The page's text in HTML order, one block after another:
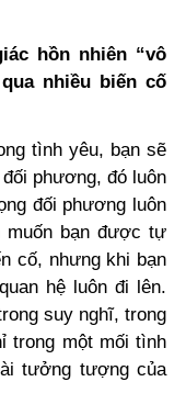
hồn nhiên “vô
nhiều biến cố
tình yêu, bạn sẽ
phương, đó luôn
đối phương luôn
muốn bạn được tự
cố, nhưng khi bạn
hệ luôn đi lên.
suy nghĩ, trong
trong một mối tình
tưởng tượng của